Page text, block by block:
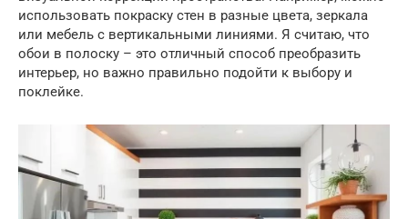
использовать покраску стен в разные цвета, зеркала
или мебель с вертикальными линиями. Я считаю, что
обои в полоску – это отличный способ преобразить
интерьер, но важно правильно подойти к выбору и
поклейке.